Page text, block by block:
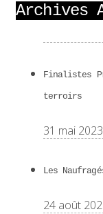
Archives
Finalistes
terroirs
31 mai 2023
Les
24 août